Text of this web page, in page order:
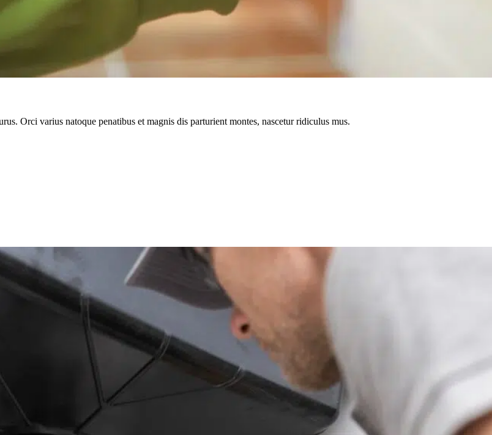
Orci varius natoque penatibus et magnis dis parturient montes, nascetur ridiculus mus.